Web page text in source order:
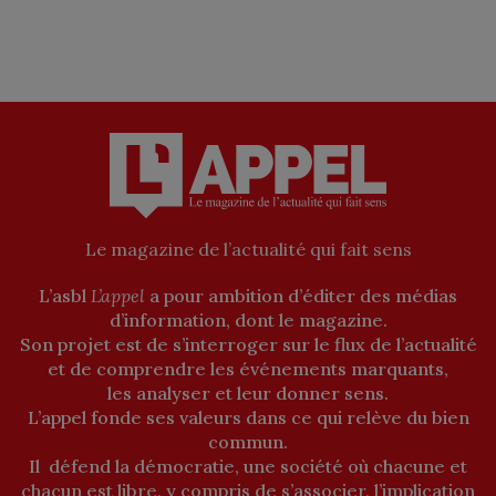
Le magazine de l’actualité qui fait sens
L’asbl L’appel a pour ambition d’éditer des médias
d’information, dont le magazine.
Son projet est de s’interroger sur le flux de l’actualité
et de comprendre les événements marquants,
les analyser et leur donner sens.
L’appel fonde ses valeurs dans ce qui relève du bien
commun.
Il défend la démocratie, une société où chacune et
chacun est libre, y compris de s’associer, l’implication